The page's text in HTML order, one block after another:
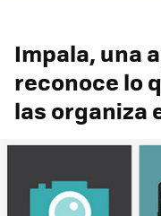
Impala, una
reconoce lo
las organiza